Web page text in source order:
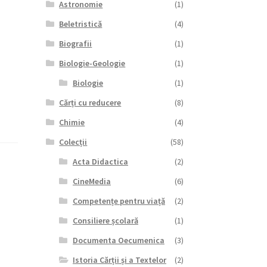
Astronomie
(1)
Beletristică
(4)
Biografii
(1)
Biologie-Geologie
(1)
Biologie
(1)
Cărți cu reducere
(8)
Chimie
(4)
Colecții
(58)
Acta Didactica
(2)
CineMedia
(6)
Competențe pentru viață
(2)
Consiliere școlară
(1)
Documenta Oecumenica
(3)
Istoria Cărții și a Textelor
(2)